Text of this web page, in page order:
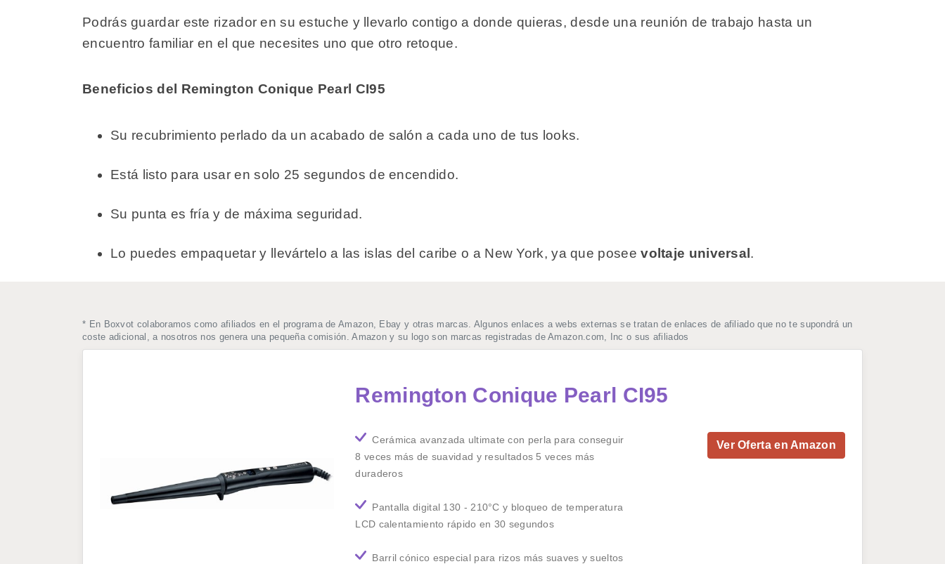
Podrás guardar este rizador en su estuche y llevarlo contigo a donde quieras, desde una reunión de trabajo hasta un
encuentro familiar en el que necesites uno que otro retoque.
Beneficios del Remington Conique Pearl CI95
Su recubrimiento perlado da un acabado de salón a cada uno de tus looks.
Está listo para usar en solo 25 segundos de encendido.
Su punta es fría y de máxima seguridad.
Lo puedes empaquetar y llevártelo a las islas del caribe o a New York, ya que poseevoltaje universal .
* En Boxvot colaboramos como afiliados en el programa de Amazon, Ebay y otras marcas. Algunos enlaces a webs externas se tratan de enlaces de afiliado que no te supondrá un
coste adicional, a nosotros nos genera una pequeña comisión. Amazon y su logo son marcas registradas de Amazon.com, Inc o sus afiliados
Remington Conique Pearl CI95
Cerámica avanzada ultimate con perla para conseguir
8 veces más de suavidad y resultados 5 veces más
duraderos
Pantalla digital 130 - 210°C y bloqueo de temperatura
LCD calentamiento rápido en 30 segundos
Barril cónico especial para rizos más suaves y sueltos
Ver Oferta en Amazon